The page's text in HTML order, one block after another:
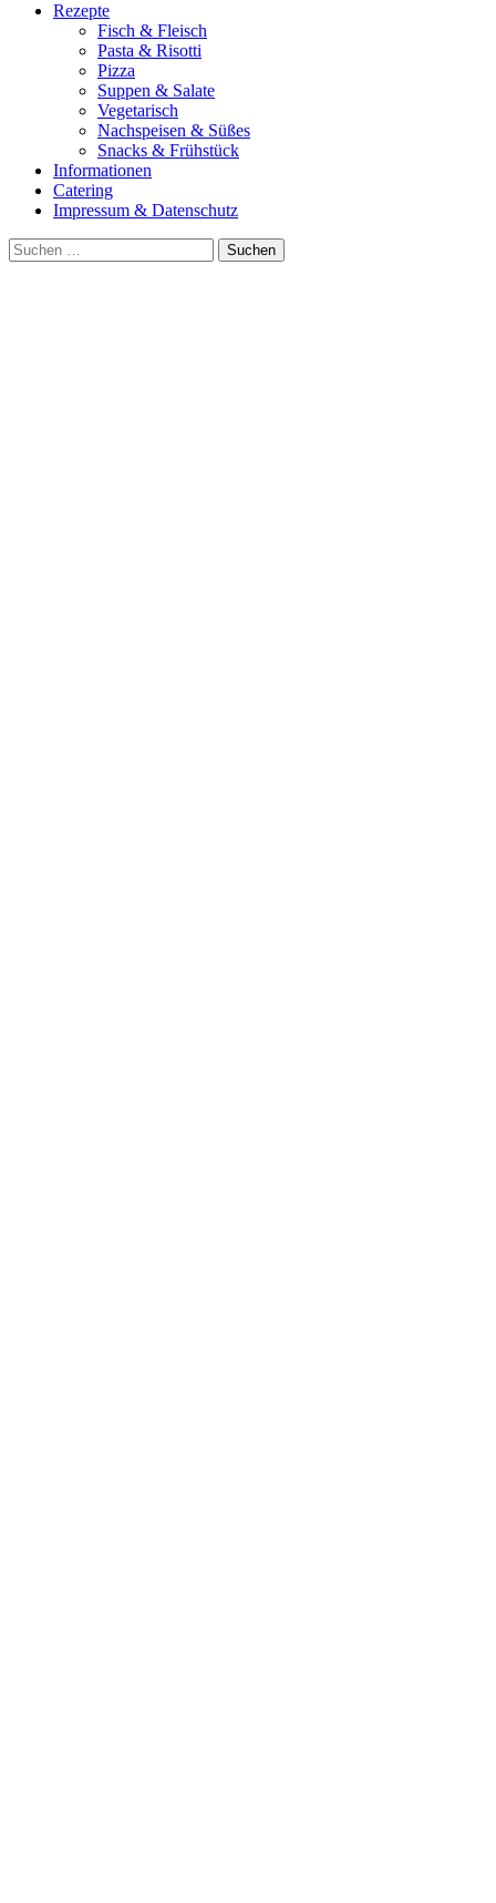
Rezepte
Fisch & Fleisch
Pasta & Risotti
Pizza
Suppen & Salate
Vegetarisch
Nachspeisen & Süßes
Snacks & Frühstück
Informationen
Catering
Impressum & Datenschutz
Suche
nach: